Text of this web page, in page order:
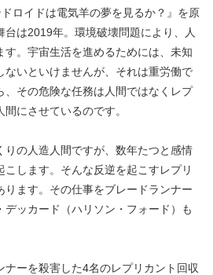
ロイドは電気羊の夢を見るか？』を原
は2019年。環境破壊問題により、人
す。宇宙生活を進めるためには、未知
ないといけませんが、それは重労働で
、その危険な任務は人間ではなくレプ
にさせているのです。
りの人造人間ですが、数年たつと感情
します。そんな反逆を起こすレプリ
ります。その仕事をブレードランナー
デッカード（ハリソン・フォード）も
ーを殺害した4名のレプリカント回収